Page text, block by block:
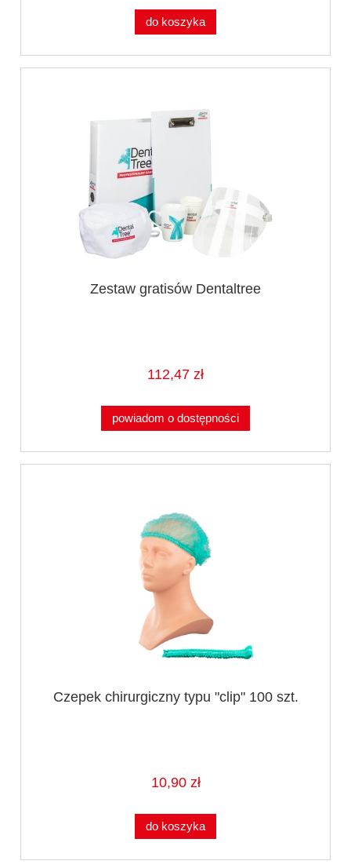
do koszyka
Zestaw gratisów Dentaltree
112,47 zł
powiadom o dostępności
Czepek chirurgiczny typu "clip" 100 szt.
10,90 zł
do koszyka